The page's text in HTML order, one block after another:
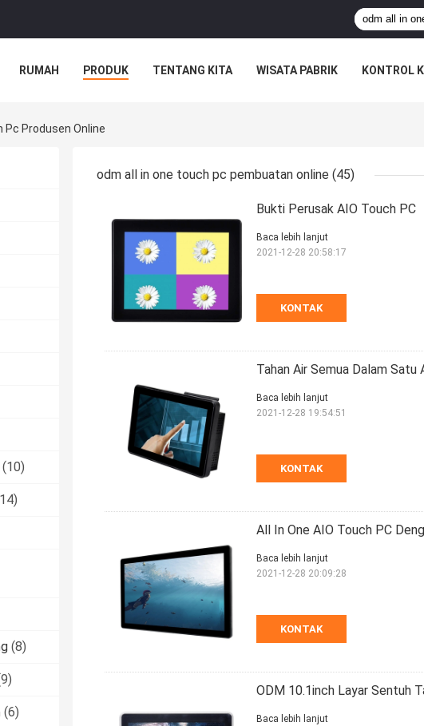
RUMAH PRODUK TENTANG KITA WISATA PABRIK KONTROL
Pc Produsen Online
(10)
(8)
(6)
odm all in one touch pc pembuatan online (45)
Bukti Perusak AIO Touch PC
KONTAK
Baca lebih lanjut
2021-12-28 20:58:17
Tahan Air Semua Dalam
KONTAK
Baca lebih lanjut
2021-12-28 19:54:51
All In One AIO Touch PC
KONTAK
Baca lebih lanjut
2021-12-28 20:09:28
ODM 10.1inch Layar Sentuh
Baca lebih lanjut